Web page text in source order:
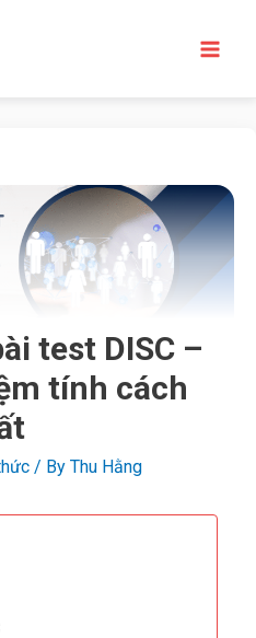
test DISC –
tính cách
/ By Thu Hằng